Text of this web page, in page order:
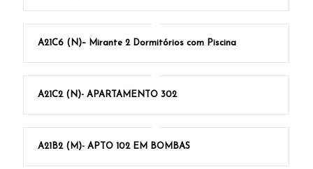
A21C6 (N)– Mirante 2 Dormitórios com Piscina
A21C2 (N)- APARTAMENTO 302
A21B2 (M)- APTO 102 EM BOMBAS